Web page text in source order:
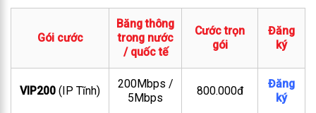
Gói cước
Băng thông
trong nước
/ quốc tế
Cước trọn
gói
Đăng
ký
VIP200 (IP Tĩnh)
200Mbps /
5Mbps
800.000đ
Đăng
ký